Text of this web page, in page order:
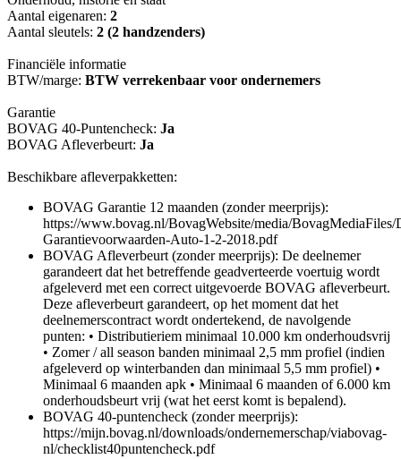
Aantal eigenaren: 2
Aantal sleutels: 2 (2 handzenders)
Financiële informatie
BTW/marge: BTW verrekenbaar voor ondernemers
Garantie
BOVAG 40-Puntencheck: Ja
BOVAG Afleverbeurt: Ja
Beschikbare afleverpakketten:
BOVAG Garantie 12 maanden (zonder meerprijs):
https://www.bovag.nl/BovagWebsite/media/
Garantievoorwaarden-Auto-1-2-2018.pdf
BOVAG Afleverbeurt (zonder meerprijs): De deelnemer
garandeert dat het betreffende geadverteerde voertuig wordt
afgeleverd met een correct uitgevoerde BOVAG afleverbeurt.
Deze afleverbeurt garandeert, op het moment dat het
deelnemerscontract wordt ondertekend, de navolgende
punten: • Distributieriem minimaal 10.000 km onderhoudsvrij
• Zomer / all season banden minimaal 2,5 mm profiel (indien
afgeleverd op winterbanden dan minimaal 5,5 mm profiel) •
Minimaal 6 maanden apk • Minimaal 6 maanden of 6.000 km
onderhoudsbeurt vrij (wat het eerst komt is bepalend).
BOVAG 40-puntencheck (zonder meerprijs):
https://mijn.bovag.nl/downloads/ondernemerschap/viabovag-
nl/checklist40puntencheck.pdf